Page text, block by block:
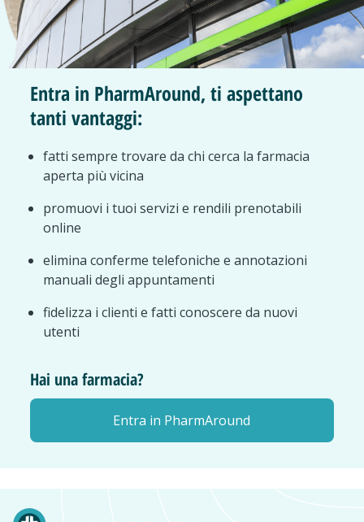
Entra in PharmAround, ti aspettano
tanti vantaggi:
fatti sempre trovare da chi cerca la farmacia
aperta più vicina
promuovi i tuoi servizi e rendili prenotabili
online
elimina conferme telefoniche e annotazioni
manuali degli appuntamenti
fidelizza i clienti e fatti conoscere da nuovi
utenti
Hai una farmacia?
Entra in PharmAround